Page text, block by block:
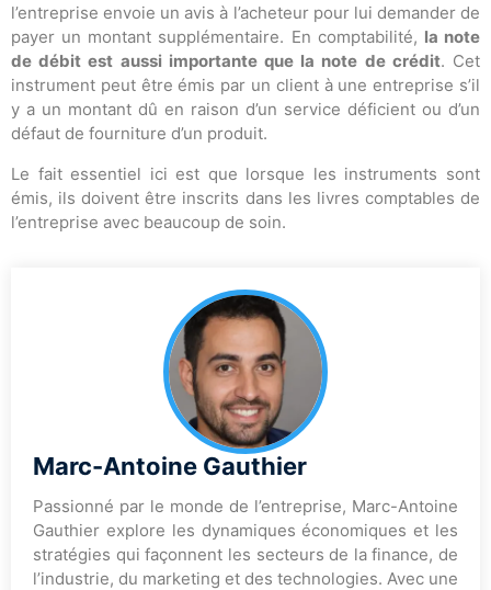
l’entreprise envoie un avis à l’acheteur pour lui demander de
payer un montant supplémentaire. En comptabilité, la note
de débit est aussi importante que la note de crédit. Cet
instrument peut être émis par un client à une entreprise s’il
y a un montant dû en raison d’un service déficient ou d’un
défaut de fourniture d’un produit.
Le fait essentiel ici est que lorsque les instruments sont
émis, ils doivent être inscrits dans les livres comptables de
l’entreprise avec beaucoup de soin.
Marc-Antoine Gauthier
Passionné par le monde de l’entreprise, Marc-Antoine
Gauthier explore les dynamiques économiques et les
stratégies qui façonnent les secteurs de la finance, de
l’industrie, du marketing et des technologies. Avec une